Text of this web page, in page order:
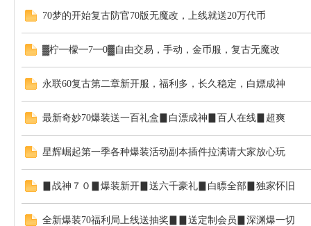
70梦的开始复古防官70版无魔改，上线就送20万代币
▓柠━檬━7━0▓自由交易，手动，金币服，复古无魔改
永联60复古第二章新开服，福利多，长久稳定，白嫖成神
最新奇妙70爆装送一百礼盒▊白漂成神▊百人在线▊超爽
星辉崛起第一季各种爆装活动副本插件拉满请大家放心玩
▊战神７０▊爆装新开▊送六千豪礼▊白瞟全部▊独家怀旧
全新爆装70福利局上线送抽奖▊▊送定制会员▊深渊爆一切